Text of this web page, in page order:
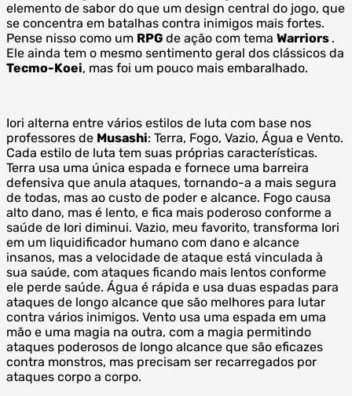
elemento de sabor do que um design central do jogo, que
se concentra em batalhas contra inimigos mais fortes.
Pense nisso como um RPG de ação com tema Warriors .
Ele ainda tem o mesmo sentimento geral dos clássicos da
Tecmo-Koei, mas foi um pouco mais embaralhado.
Iori alterna entre vários estilos de luta com base nos
professores de Musashi: Terra, Fogo, Vazio, Água e Vento.
Cada estilo de luta tem suas próprias características.
Terra usa uma única espada e fornece uma barreira
defensiva que anula ataques, tornando-a a mais segura
de todas, mas ao custo de poder e alcance. Fogo causa
alto dano, mas é lento, e fica mais poderoso conforme a
saúde de Iori diminui. Vazio, meu favorito, transforma Iori
em um liquidificador humano com dano e alcance
insanos, mas a velocidade de ataque está vinculada à
sua saúde, com ataques ficando mais lentos conforme
ele perde saúde. Água é rápida e usa duas espadas para
ataques de longo alcance que são melhores para lutar
contra vários inimigos. Vento usa uma espada em uma
mão e uma magia na outra, com a magia permitindo
ataques poderosos de longo alcance que são eficazes
contra monstros, mas precisam ser recarregados por
ataques corpo a corpo.